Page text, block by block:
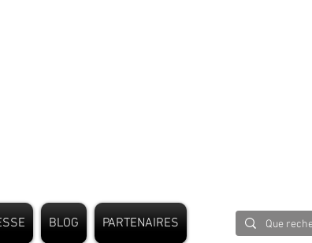
BLOG PARTENAIRES